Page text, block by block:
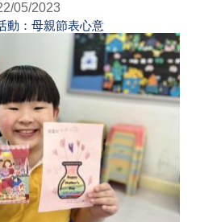
05/2023
動：母親節表心意